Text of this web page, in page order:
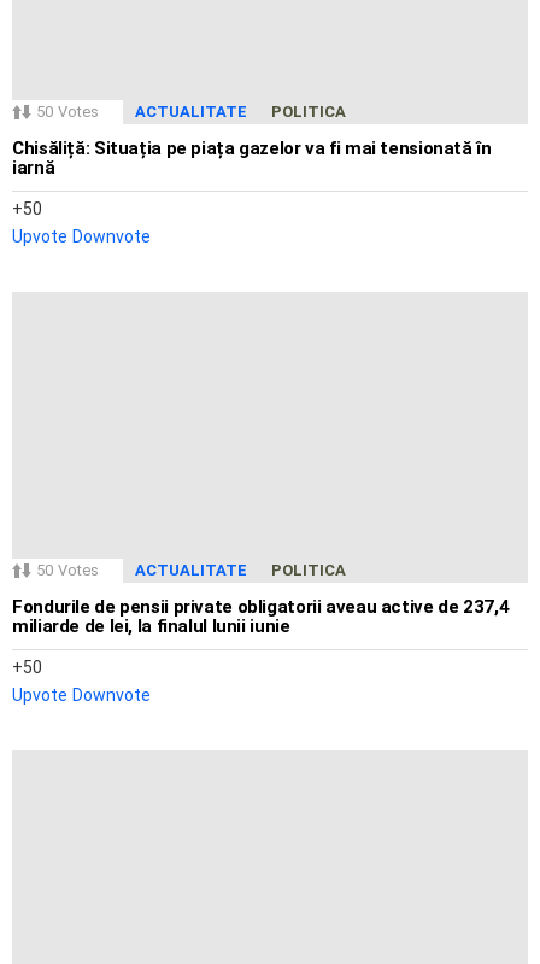
50 Votes ACTUALITATE POLITICA
Chisăliță: Situația pe piața gazelor va fi mai tensionată în
iarnă
50
Upvote Downvote
50 Votes ACTUALITATE POLITICA
Fondurile de pensii private obligatorii aveau active de 237,4
miliarde de lei, la finalul lunii iunie
50
Upvote Downvote